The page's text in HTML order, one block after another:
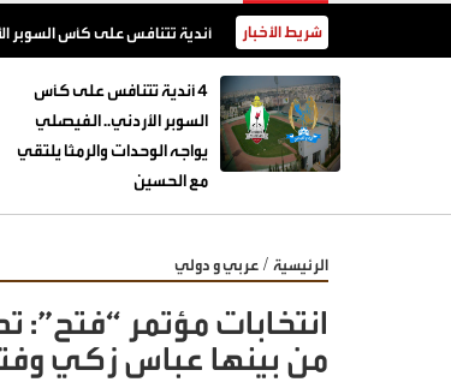
شريط الأخبار بزشكيان: الوقت الحالي هو
4 أندية تتنافس على كأس
السوبر الأردني.. الفيصلي
يواجه الوحدات والرمثا يلتقي
مع الحسين
الرئيسية / عربي و دولي
انتخابات مؤتمر “فتح”:
من بينها عباس زكي